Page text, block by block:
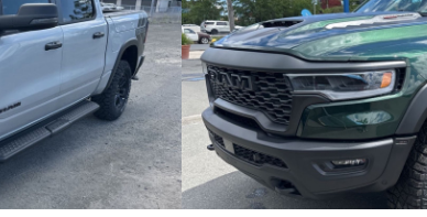
Trim: RHO 4x4 Crew Cab 5'7"
Trans: Automatic
Color: Green
Precio: $134,995†
OR BEST OFFER